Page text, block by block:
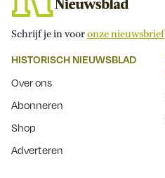
Schrijf je in vooronze nieuwsbrief
HISTORISCH NIEUWSBLAD
Over ons
Abonneren
Shop
Adverteren